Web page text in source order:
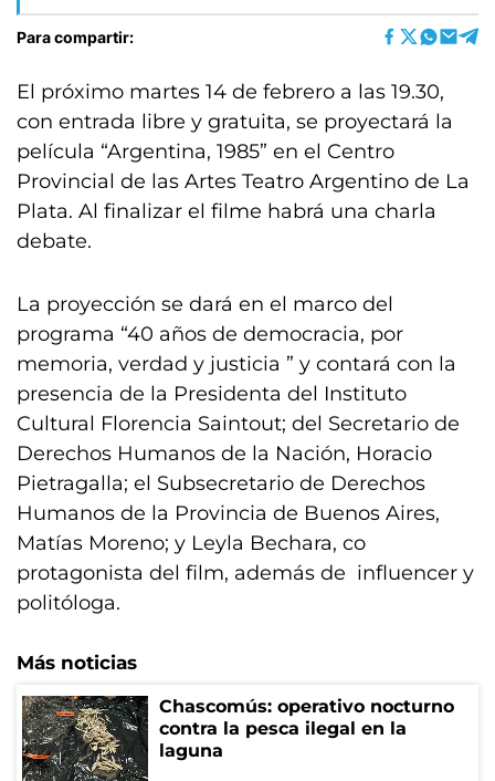
Para compartir:
El próximo martes 14 de febrero a las 19.30,
con entrada libre y gratuita, se proyectará la
película “Argentina, 1985” en el Centro
Provincial de las Artes Teatro Argentino de La
Plata. Al finalizar el filme habrá una charla
debate.
La proyección se dará en el marco del
programa “40 años de democracia, por
memoria, verdad y justicia ” y contará con la
presencia de la Presidenta del Instituto
Cultural Florencia Saintout; del Secretario de
Derechos Humanos de la Nación, Horacio
Pietragalla; el Subsecretario de Derechos
Humanos de la Provincia de Buenos Aires,
Matías Moreno; y Leyla Bechara, co
protagonista del film, además de influencer y
politóloga.
Más noticias
Chascomús: operativo nocturno
contra la pesca ilegal en la
laguna